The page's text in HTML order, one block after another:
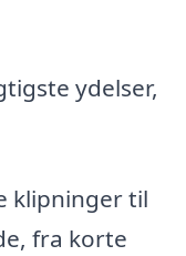
ydelser,
klipninger til
fra korte